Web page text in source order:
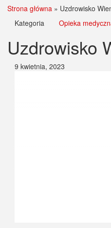
Strona główna » Uzdrowisko
Kategoria
Opieka
Uzdrowisko
9 kwietnia, 2023